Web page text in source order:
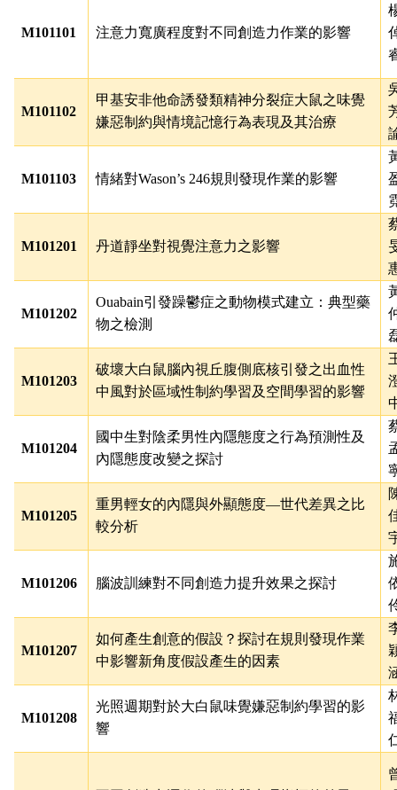
M101101 注意力寬廣程度對不同創造力作業的影響
M101102
甲基安非他命誘發類精神分裂症大鼠之味覺
嫌惡制約與情境記憶行為表現及其治療
M101103 情緒對Wason’s 246規則發現作業的影響
M101201 丹道靜坐對視覺注意力之影響
M101202
Ouabain引發躁鬱症之動物模式建立：典型藥
物之檢測
M101203
破壞大白鼠腦內視丘腹側底核引發之出血性
中風對於區域性制約學習及空間學習的影響
M101204
國中生對陰柔男性內隱態度之行為預測性及
內隱態度改變之探討
M101205
重男輕女的內隱與外顯態度—世代差異之比
較分析
M101206 腦波訓練對不同創造力提升效果之探討
M101207
如何產生創意的假設？探討在規則發現作業
中影響新角度假設產生的因素
M101208
光照週期對於大白鼠味覺嫌惡制約學習的影
響